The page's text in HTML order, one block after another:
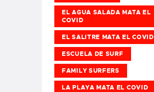
EL AGUA SALADA MATA EL
COVID
EL SALITRE MATA EL COVID
ESCUELA DE SURF
FAMILY SURFERS
LA PLAYA MATA EL COVID